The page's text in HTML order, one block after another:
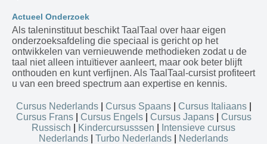
Actueel Onderzoek
Als taleninstituut beschikt TaalTaal over haar eigen
onderzoeksafdeling die speciaal is gericht op het
ontwikkelen van vernieuwende methodieken zodat u de
taal niet alleen intuïtiever aanleert, maar ook beter blijft
onthouden en kunt verfijnen. Als TaalTaal-cursist profiteert
u van een breed spectrum aan expertise en kennis.
Cursus Nederlands| Cursus Spaans| Cursus Italiaans|
Cursus Frans| Cursus Engels| Cursus Japans| Cursus
Russisch
Kindercursusssen
Intensieve cursus
Nederlands
Turbo Nederlands Nederlands